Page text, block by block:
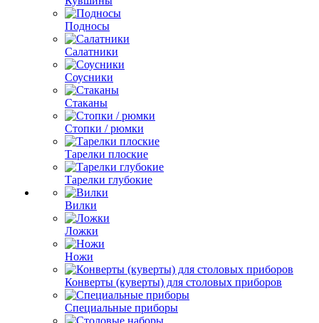
Подносы
Салатники
Соусники
Стаканы
Стопки / рюмки
Тарелки плоские
Тарелки глубокие
Вилки
Ложки
Ножи
Конверты (куверты) для столовых приборов
Специальные приборы